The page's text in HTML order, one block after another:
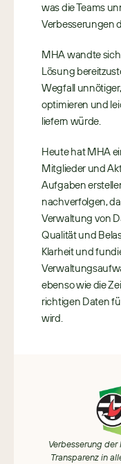
was die Teams
Verbesserungen
MHA wandte
Lösung
Wegfall
optimieren und
liefern würde.
Heute hat MHA
Mitglieder und
Aufgaben
nachverfolgen,
Verwaltung von
Qualität und
Klarheit und
ebenso wie die
richtigen Daten
wird.
Verbesserung
Transparenz in